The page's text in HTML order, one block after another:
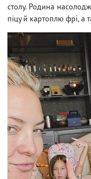
столу. Родина
піцу й картоплю фрі, а